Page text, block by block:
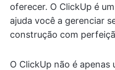
oferecer. O ClickUp é
ajuda você a gerenciar
construção com
O ClickUp não é